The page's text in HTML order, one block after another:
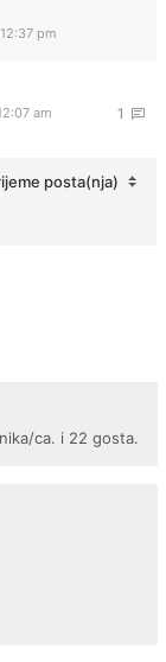
pm
1
am
posta(nja)
ca. i 22 gosta.